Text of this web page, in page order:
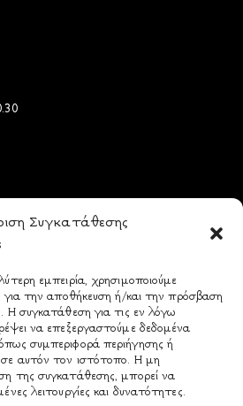
Συγκατάθεσης
εμπειρία, χρησιμοποιούμε
για την αποθήκευση ή/και την πρόσβαση
Η συγκατάθεση για τις εν λόγω
να επεξεργαστούμε δεδομένα
συμπεριφορά περιήγησης ή
σε αυτόν τον ιστότοπο. Η μη
της συγκατάθεσης, μπορεί να
λειτουργίες και δυνατότητες.
Δεδομένων